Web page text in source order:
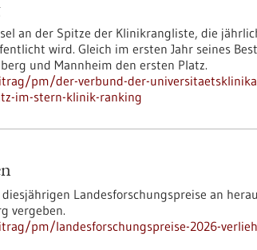
an der Spitze der Klinikrangliste, die
wird. Gleich im ersten Jahr seines
und Mannheim den ersten Platz.
pm/der-verbund-der-
im-stern-klinik-ranking
Landesforschungspreise an
vergeben.
pm/landesforschungspreise-2026-